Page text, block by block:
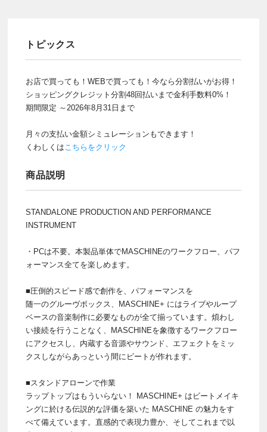
トピックス
お店で買っても！WEBで買っても！今なら分割払いがお得！
ショッピングクレジット分割48回払いまで金利手数料0%！
期間限定 ～2026年8月31日まで
月々の支払い金額シミュレーションもできます！
くわしくはこちらをクリック
商品説明
STANDALONE PRODUCTION AND PERFORMANCE
INSTRUMENT
・PCは不要。本製品単体でMASCHINEのワークフロー、パフ
ォーマンス全てを楽しめます。
■圧倒的スピード感で創作を、パフォーマンスを
随一のグルーヴボックス、MASCHINE+ にはライブやループ
ベースの音楽制作に必要なものが全て揃っています。煩わし
い接続を行うことなく、MASCHINEを象徴するワークフロー
にアクセスし、内蔵する音源やサウンド、エフェクトをミッ
クスしながらあっという間にビートが作れます。
■スタンドアローンで作業
ラップトップはもういらない！ MASCHINE+ はビートメイキ
ングに於ける伝説的な評価を築いた MASCHINE の魅力をす
べて備えています。直感的で表現力豊か、そしてこれまで以